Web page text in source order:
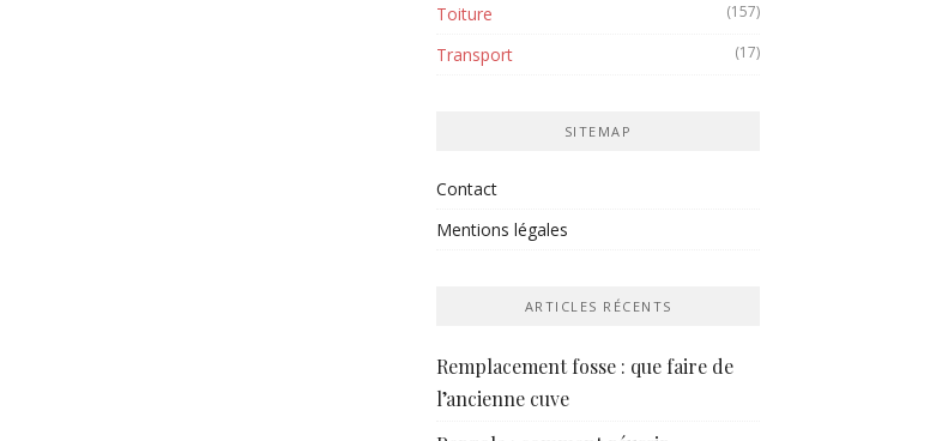
Toiture (157)
Transport (17)
SITEMAP
Contact
Mentions légales
ARTICLES RÉCENTS
Remplacement fosse : que faire de
l’ancienne cuve